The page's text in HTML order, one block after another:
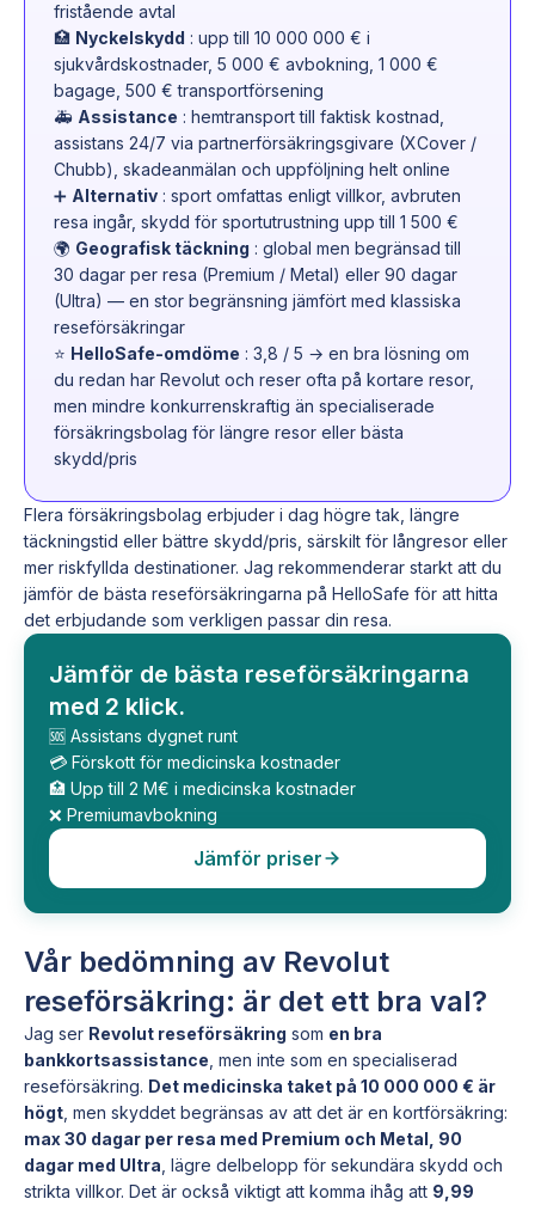
fristående avtal
🏥 Nyckelskydd : upp till 10 000 000 € i
sjukvårdskostnader, 5 000 € avbokning, 1 000 €
bagage, 500 € transportförsening
🚑 Assistance : hemtransport till faktisk kostnad,
assistans 24/7 via partnerförsäkringsgivare (XCover /
Chubb), skadeanmälan och uppföljning helt online
➕ Alternativ : sport omfattas enligt villkor, avbruten
resa ingår, skydd för sportutrustning upp till 1 500 €
🌍 Geografisk täckning : global men begränsad till
30 dagar per resa (Premium / Metal) eller 90 dagar
(Ultra) — en stor begränsning jämfört med klassiska
reseförsäkringar
⭐ HelloSafe-omdöme : 3,8 / 5 → en bra lösning om
du redan har Revolut och reser ofta på kortare resor,
men mindre konkurrenskraftig än specialiserade
försäkringsbolag för längre resor eller bästa
skydd/pris
Flera försäkringsbolag erbjuder i dag högre tak, längre
täckningstid eller bättre skydd/pris, särskilt för långresor eller
mer riskfyllda destinationer. Jag rekommenderar starkt att du
jämför de bästa reseförsäkringarna på HelloSafe för att hitta
det erbjudande som verkligen passar din resa.
Jämför de bästa reseförsäkringarna
med 2 klick.
🆘 Assistans dygnet runt
💳 Förskott för medicinska kostnader
🏥 Upp till 2 M€ i medicinska kostnader
❌ Premiumavbokning
Jämför priser
Vår bedömning av Revolut
reseförsäkring: är det ett bra val?
Jag ser Revolut reseförsäkring som en bra
bankkortsassistance , men inte som en specialiserad
reseförsäkring. Det medicinska taket på 10 000 000 € är
högt , men skyddet begränsas av att det är en kortförsäkring:
max 30 dagar per resa med Premium och Metal, 90
dagar med Ultra , lägre delbelopp för sekundära skydd och
strikta villkor. Det är också viktigt att komma ihåg att 9,99